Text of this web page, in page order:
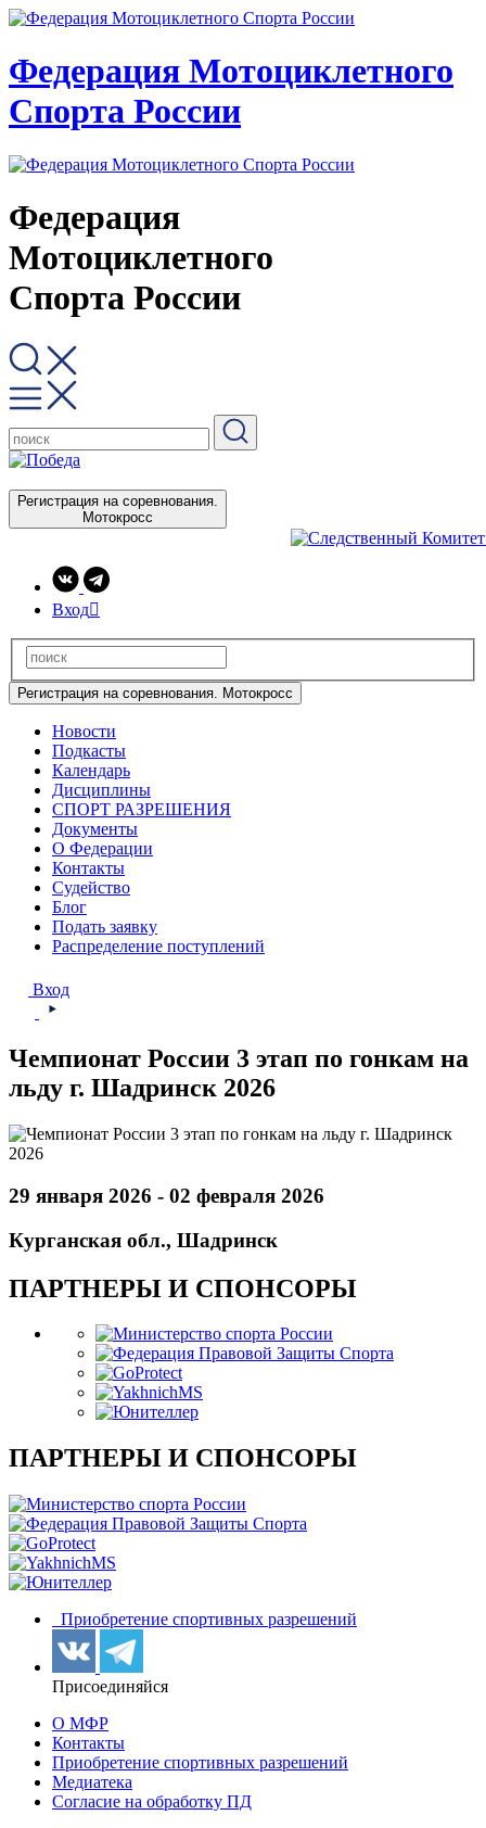
Федерация Мотоциклетного
Спорта России
Федерация
Мотоциклетного
Спорта России
Регистрация на соревнования.
Мотокросс
Вход
Регистрация на соревнования. Мотокросс
Новости
Подкасты
Календарь
Дисциплины
СПОРТ РАЗРЕШЕНИЯ
Документы
О Федерации
Контакты
Судейство
Блог
Подать заявку
Распределение поступлений
Вход
Чемпионат России 3 этап по гонкам на
льду г. Шадринск 2026
29 января 2026 - 02 февраля 2026
Курганская обл., Шадринск
ПАРТНЕРЫ И СПОНСОРЫ
ПАРТНЕРЫ И СПОНСОРЫ
Приобретение спортивных разрешений
Присоединяйся
О МФР
Контакты
Приобретение спортивных разрешений
Медиатека
Согласие на обработку ПД